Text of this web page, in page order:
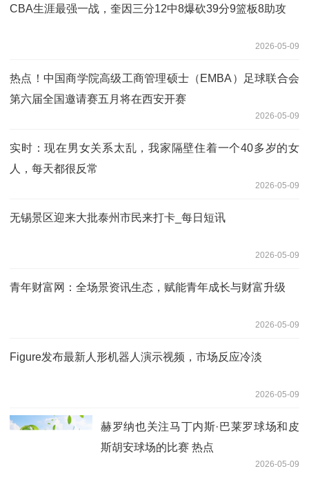
CBA生涯最强一战，奎因三分12中8爆砍39分9篮板8助攻
2026-05-09
热点！中国商学院高级工商管理硕士（EMBA）足球联合会
第六届全国邀请赛五月将在西安开赛
2026-05-09
实时：现在男女关系太乱，我家隔壁住着一个40多岁的女
人，每天都很反常
2026-05-09
无锡景区迎来大批泰州市民来打卡_每日短讯
2026-05-09
青年财富网：全场景资讯生态，赋能青年成长与财富升级
2026-05-09
Figure发布最新人形机器人演示视频，市场反应冷淡
2026-05-09
赫罗纳也关注马丁内斯·巴莱罗球场和皮
斯胡安球场的比赛 热点
2026-05-09